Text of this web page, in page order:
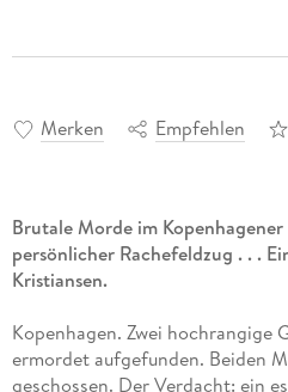
Merken Empfehlen
Brutale Morde im
persönlicher Rachefeldzug . . .
Kristiansen.
Kopenhagen. Zwei hochrangige
ermordet aufgefunden. Beiden
geschossen. Der Verdacht: ein